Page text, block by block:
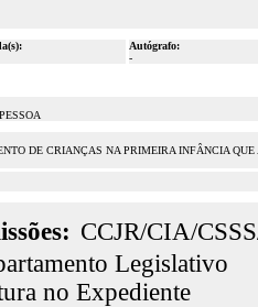
Autógrafo:
-
DE CRIANÇAS NA PRIMEIRA INFÂNCIA
CCJR/CIA/
Legislativo
no Expediente